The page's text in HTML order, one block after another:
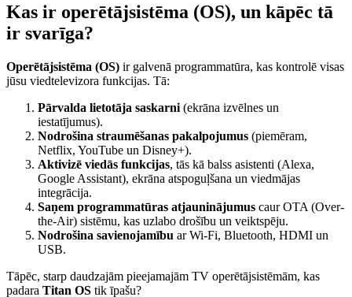
Kas ir operētājsistēma (OS), un kāpēc tā
ir svarīga?
Operētājsistēma (OS) ir galvenā programmatūra, kas kontrolē visas
jūsu viedtelevizora funkcijas. Tā:
Pārvalda lietotāja saskarni (ekrāna izvēlnes un
iestatījumus).
Nodrošina straumēšanas pakalpojumus (piemēram,
Netflix, YouTube un Disney+).
Aktivizē viedās funkcijas, tās kā balss asistenti (Alexa,
Google Assistant), ekrāna atspoguļšana un viedmājas
integrācija.
Saņem programmatūras atjauninājumus caur OTA (Over-
the-Air) sistēmu, kas uzlabo drošību un veiktspēju.
Nodrošina savienojamību ar Wi-Fi, Bluetooth, HDMI un
USB.
Tāpēc, starp daudzajām pieejamajām TV operētājsistēmām, kas
padara Titan OS tik īpašu?